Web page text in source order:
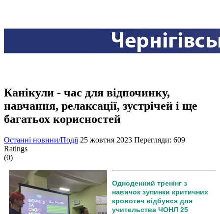
Канікули - час для відпочинку,
навчання, релаксації, зустрічей і ще
багатьох корисностей
Останні новини/Події 25 жовтня 2023 Перегляди: 609
Ratings
(0)
Одноденний тренінг з
навичок зупинки критичних
кровотеч відбувся для
учительства ЧОНЛ 25